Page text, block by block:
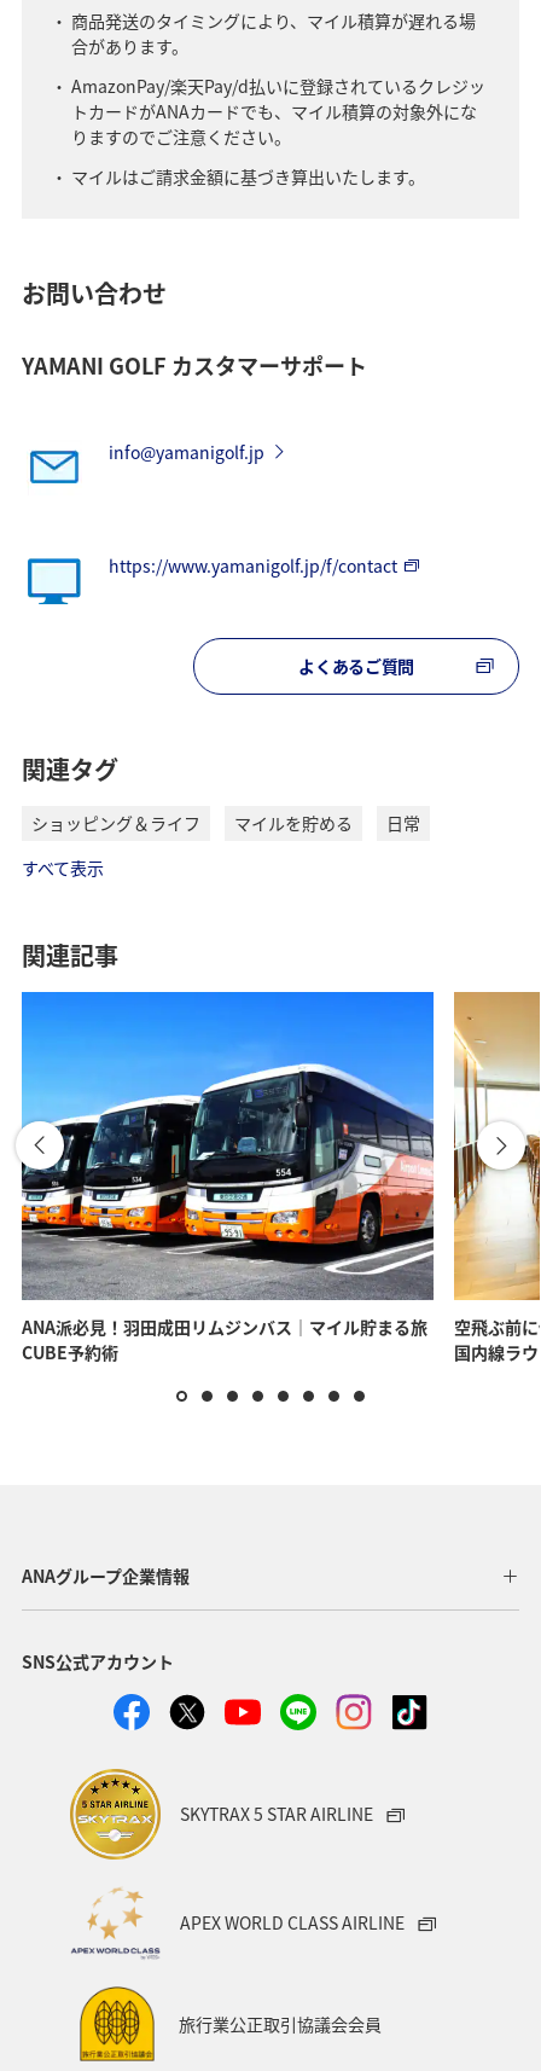
商品発送のタイミングにより、マイル積算が遅れる場
合があります。
AmazonPay/楽天Pay/d払いに登録されているクレジッ
トカードがANAカードでも、マイル積算の対象外にな
りますのでご注意ください。
マイルはご請求金額に基づき算出いたします。
お問い合わせ
YAMANI GOLF カスタマーサポート
info@yamanigolf.jp
https://www.yamanigolf.jp/f/contact
よくあるご質問
関連タグ
ショッピング＆ライフ マイルを貯める
日常
すべて表示
関連記事
ANA派必見！羽田成田リムジンバス｜マイル貯まる旅
CUBE予約術
空飛ぶ前
国内線ラ
ANAグループ企業情報
SNS公式アカウント
SKYTRAX 5 STAR AIRLINE
APEX WORLD CLASS AIRLINE
旅行業公正取引協議会会員